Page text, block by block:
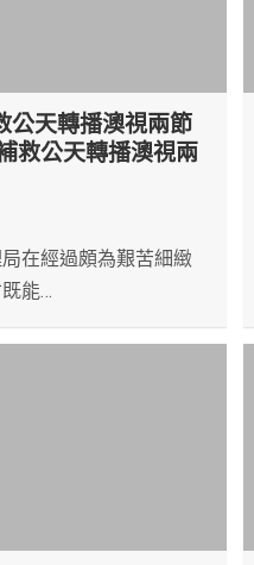
公天轉播澳視兩節
救公天轉播澳視兩
在經過頗為艱苦細緻
能…